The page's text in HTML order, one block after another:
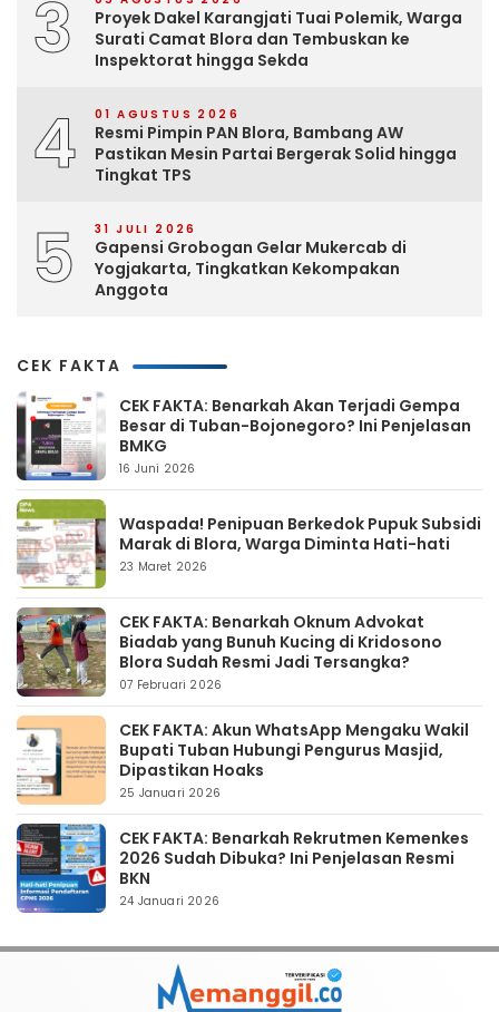
3
Proyek Dakel Karangjati Tuai Polemik, Warga
Surati Camat Blora dan Tembuskan ke
Inspektorat hingga Sekda
4 01 AGUSTUS 2026
Resmi Pimpin PAN Blora, Bambang AW
Pastikan Mesin Partai Bergerak Solid hingga
Tingkat TPS
5 31 JULI 2026
Gapensi Grobogan Gelar Mukercab di
Yogjakarta, Tingkatkan Kekompakan
Anggota
CEK FAKTA
CEK FAKTA: Benarkah Akan Terjadi Gempa
Besar di Tuban-Bojonegoro? Ini Penjelasan
BMKG
16 Juni 2026
Waspada! Penipuan Berkedok Pupuk Subsidi
Marak di Blora, Warga Diminta Hati-hati
23 Maret 2026
CEK FAKTA: Benarkah Oknum Advokat
Biadab yang Bunuh Kucing di Kridosono
Blora Sudah Resmi Jadi Tersangka?
07 Februari 2026
CEK FAKTA: Akun WhatsApp Mengaku Wakil
Bupati Tuban Hubungi Pengurus Masjid,
Dipastikan Hoaks
25 Januari 2026
CEK FAKTA: Benarkah Rekrutmen Kemenkes
2026 Sudah Dibuka? Ini Penjelasan Resmi
BKN
24 Januari 2026